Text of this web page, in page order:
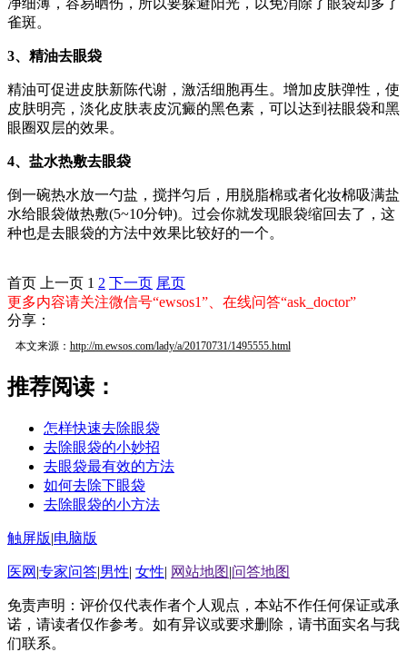
净细薄，容易晒伤，所以要躲避阳光，以免消除了眼袋却多了
雀斑。
3、精油去眼袋
精油可促进皮肤新陈代谢，激活细胞再生。增加皮肤弹性，使
皮肤明亮，淡化皮肤表皮沉癜的黑色素，可以达到祛眼袋和黑
眼圈双层的效果。
4、盐水热敷去眼袋
倒一碗热水放一勺盐，搅拌匀后，用脱脂棉或者化妆棉吸满盐
水给眼袋做热敷(5~10分钟)。过会你就发现眼袋缩回去了，这
种也是去眼袋的方法中效果比较好的一个。
首页 上一页 1 2 下一页 尾页
更多内容请关注微信号“ewsos1”、在线问答“ask_doctor”
分享：
本文来源： http://m.ewsos.com/lady/a/20170731/1495555.html
推荐阅读：
怎样快速去除眼袋
去除眼袋的小妙招
去眼袋最有效的方法
如何去除下眼袋
去除眼袋的小方法
触屏版|电脑版
医网 |专家问答|男性| 女性| 网站地图 |问答地图
免责声明：评价仅代表作者个人观点，本站不作任何保证或承
诺，请读者仅作参考。如有异议或要求删除，请书面实名与我
们联系。